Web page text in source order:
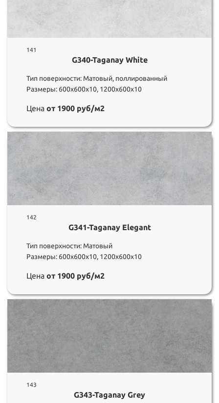
141
G340-Taganay White
Тип поверхности: Матовый, поллированный
Размеры: 600х600х10, 1200х600х10
Цена от 1900 руб/м2
142
G341-Taganay Elegant
Тип поверхности: Матовый
Размеры: 600х600х10, 1200х600х10
Цена от 1900 руб/м2
143
G343-Taganay Grey